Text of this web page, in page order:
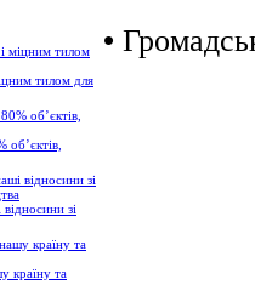
тилом для
об’єктів,
зі
країну та
•